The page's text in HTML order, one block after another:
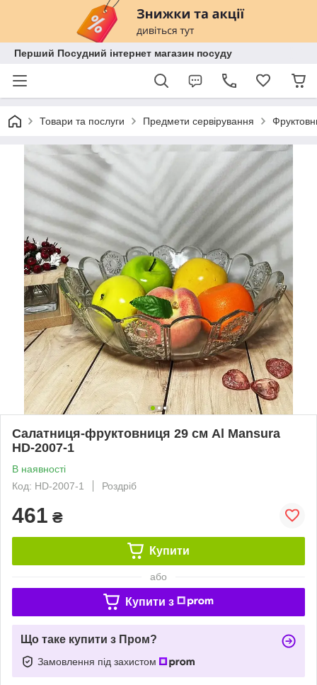
Перший Посудний інтернет магазин посуду
Товари та послуги Предмети сервірування
Салатниця-фруктовниця 29 см Al Mansura
HD-2007-1
В наявності
Код: HD-2007-1
Роздріб
461 ₴
Купити
або
Купити з
Що таке купити з Пром?
Замовлення під захистом